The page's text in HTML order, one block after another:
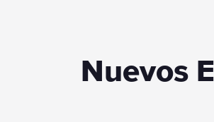
Nuevos